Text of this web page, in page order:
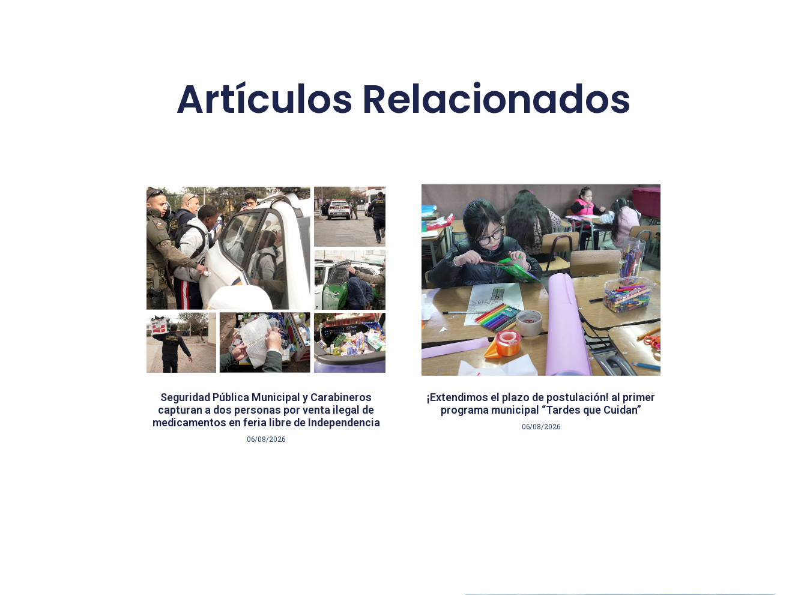
Artículos Relacionados
Seguridad Pública Municipal y Carabineros
capturan a dos personas por venta ilegal de
medicamentos en feria libre de Independencia
06/08/2026
¡Extendimos el plazo de postulación! al primer
programa municipal “Tardes que Cuidan”
06/08/2026